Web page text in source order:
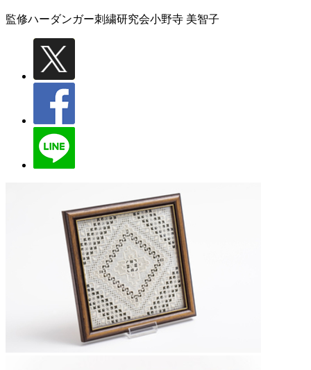
監修ハーダンガー刺繍研究会小野寺 美智子